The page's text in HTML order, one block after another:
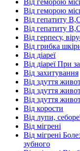
Від геморою
Від гепатиту
Від гепатиту
Від герпесу,
Від грибка
Від діареї
Від діареї При
Від захитування
Від здуття
Від здуття
Від здуття
Від корости
Від лупи,
Від мігрені
Від мігрені
зубного